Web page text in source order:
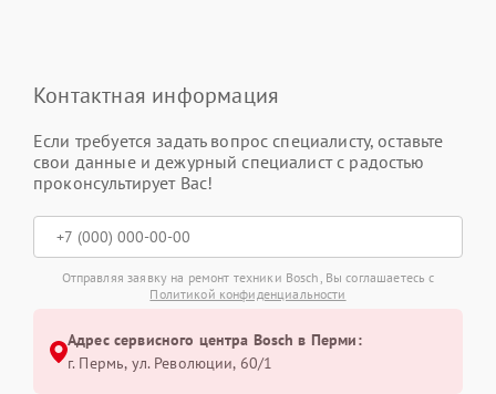
Контактная информация
Если требуется задать вопрос специалисту, оставьте
свои данные и дежурный специалист с радостью
проконсультирует Вас!
Отправляя заявку на ремонт техники Bosch, Вы соглашаетесь с
Политикой конфиденциальности
Адрес сервисного центра Bosch в Перми:
г. Пермь, ул. ​Революции, 60/1